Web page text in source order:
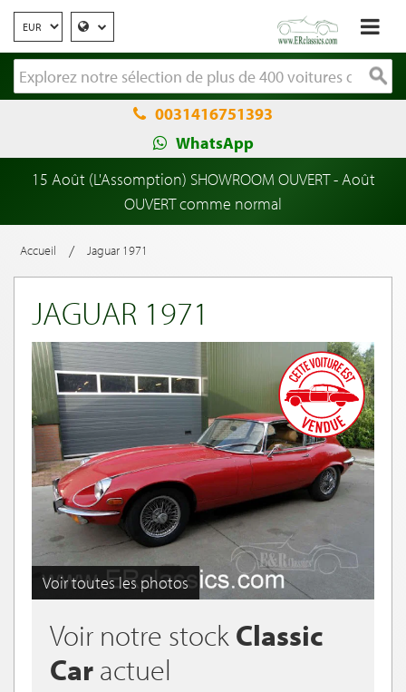
0031416751393
WhatsApp
15 Août (L'Assomption) SHOWROOM OUVERT - Août
OUVERT comme normal
Accueil / Jaguar 1971
JAGUAR 1971
Voir toutes les photos
Voir notre stock Classic
Car actuel